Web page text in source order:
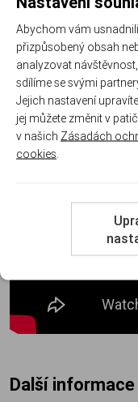
Další informace
Abychom vám
přizpůsobený obsah
analyzovat
sdílíme se svými
Jejich nastavení
jej můžete změnit v
v našich Zásadách
cookies